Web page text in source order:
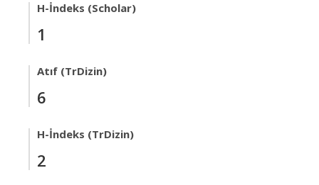
H-İndeks (Scholar)
1
Atıf (TrDizin)
6
H-İndeks (TrDizin)
2